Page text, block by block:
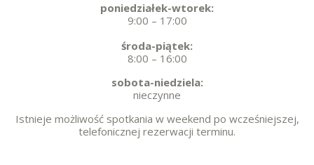
poniedziałek-wtorek:
9:00 – 17:00
środa-piątek:
8:00 – 16:00
sobota-niedziela:
nieczynne
Istnieje możliwość spotkania w weekend po wcześniejszej,
telefonicznej rezerwacji terminu.